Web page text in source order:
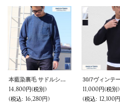
【RE PRICE/価格改定】30/10裏毛サイドスリットオーバーサイズクルーネック長袖スウェット【MADE IN JAPAN】『日本製』/ Upscape Audience
3,000円(税別)
(税込: 3,300円)
6,800円(税別)
(税込: 7,480